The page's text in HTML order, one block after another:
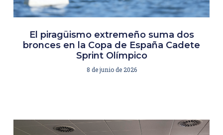
El piragüismo extremeño suma dos
bronces en la Copa de España Cadete
Sprint Olímpico
8 de junio de 2026